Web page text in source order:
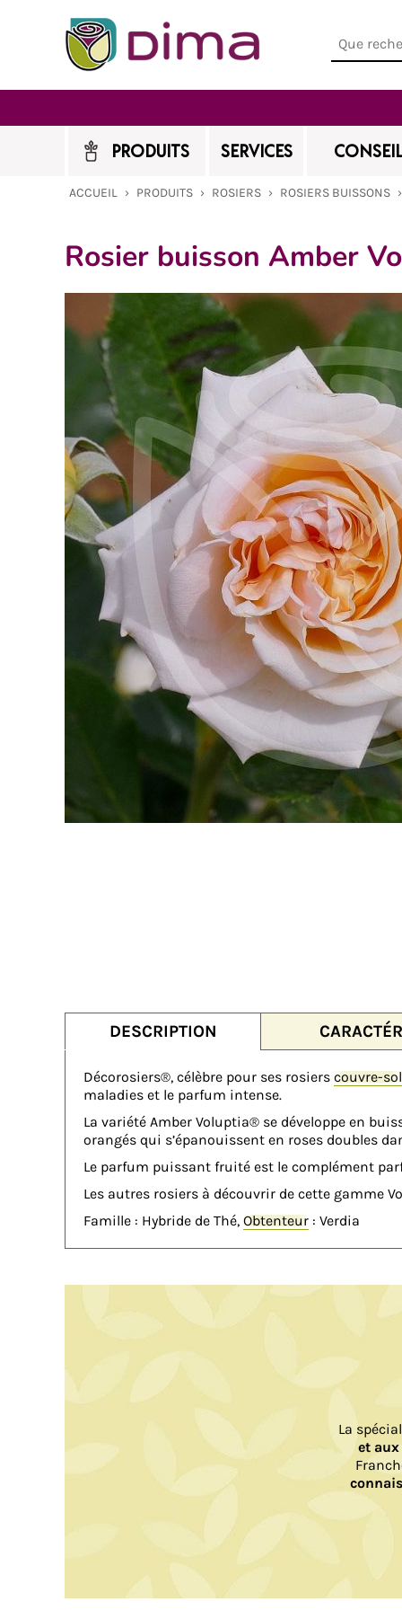
PRODUITS SERVICES
ACCUEIL › PRODUITS › ROSIERS › ROSIERS BUISSONS ›
Rosier buisson Amber
DESCRIPTION
Décorosiers®, célèbre pour ses rosiers couvre-sol
maladies et le parfum intense.
La variété Amber Voluptia® se développe en
orangés qui s’épanouissent en roses doubles
Le parfum puissant fruité est le complément
Les autres rosiers à découvrir de cette gamme
Famille : Hybride de Thé, Obtenteur : Verdia
La
et